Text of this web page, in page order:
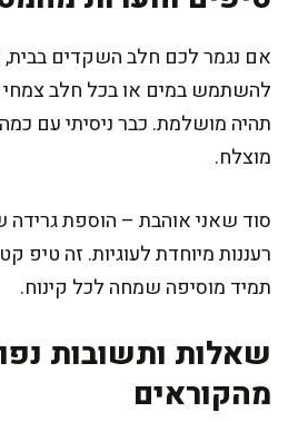
אם נגמר לכם חלב השקדים בבית,
להשתמש במים או בכל חלב צמחי
תהיה מושלמת. כבר ניסיתי עם
מוצלח.
סוד שאני אוהבת – הוספת גרידה
רעננות מיוחדת לעוגיות. זה טיפ
תמיד מוסיפה שמחה לכל קינוח.
שאלות ותשובות
מהקוראים